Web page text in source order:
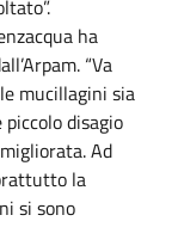
ha
“Va
mucillagini sia
disagio
Ad
la
si sono